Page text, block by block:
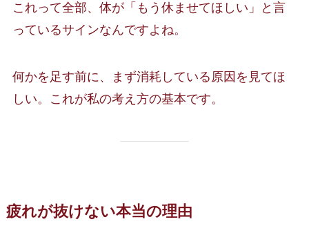
これって全部、体が「もう休ませてほしい」と言
っているサインなんですよね。
何かを足す前に、まず消耗している原因を見てほ
しい。これが私の考え方の基本です。
疲れが抜けない本当の理由